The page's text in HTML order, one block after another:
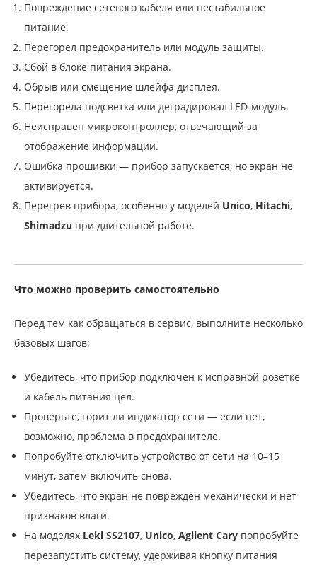
Повреждение сетевого кабеля или нестабильное
питание.
Перегорел предохранитель или модуль защиты.
Сбой в блоке питания экрана.
Обрыв или смещение шлейфа дисплея.
Перегорела подсветка или деградировал LED-модуль.
Неисправен микроконтроллер, отвечающий за
отображение информации.
Ошибка прошивки — прибор запускается, но экран не
активируется.
Перегрев прибора, особенно у моделей Unico, Hitachi,
Shimadzu при длительной работе.
Что можно проверить самостоятельно
Перед тем как обращаться в сервис, выполните несколько
базовых шагов:
Убедитесь, что прибор подключён к исправной розетке
и кабель питания цел.
Проверьте, горит ли индикатор сети — если нет,
возможно, проблема в предохранителе.
Попробуйте отключить устройство от сети на 10–15
минут, затем включить снова.
Убедитесь, что экран не повреждён механически и нет
признаков влаги.
На моделях Leki SS2107, Unico, Agilent Cary попробуйте
перезапустить систему, удерживая кнопку питания